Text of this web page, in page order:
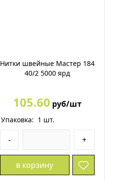
Нитки швейные Мастер 184
40/2 5000 ярд
105.60 руб/шт
Упаковка: 1 шт.
- +
в корзину